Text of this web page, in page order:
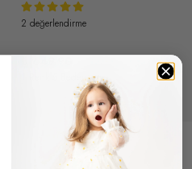
2 değerlendirme
₺ 649.90
1 Renk 5 Beden